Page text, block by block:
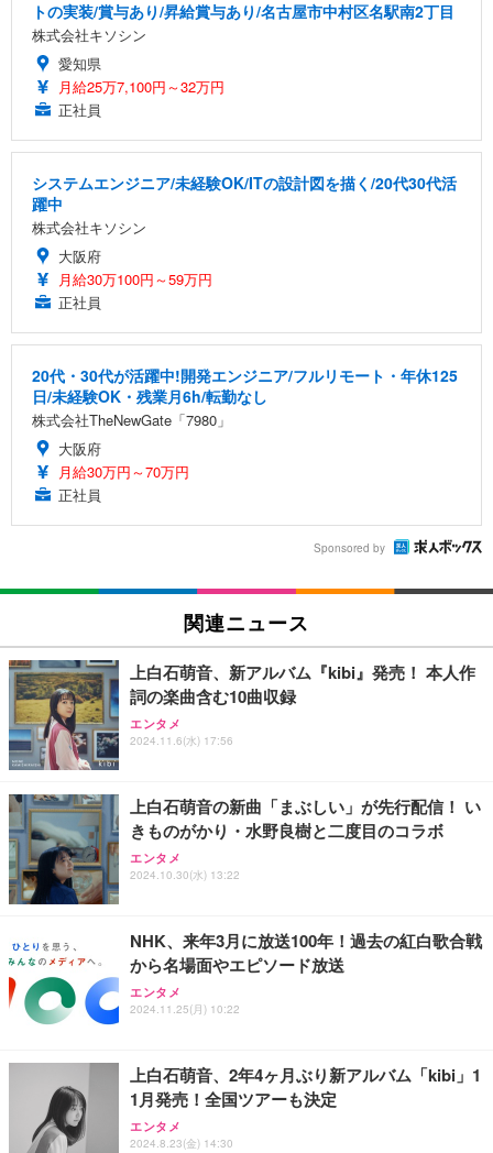
トの実装/賞与あり/昇給賞与あり/名古屋市中村区名駅南2丁目
株式会社キソシン
愛知県
月給25万7,100円～32万円
正社員
システムエンジニア/未経験OK/ITの設計図を描く/20代30代活
躍中
株式会社キソシン
大阪府
月給30万100円～59万円
正社員
20代・30代が活躍中!開発エンジニア/フルリモート・年休125
日/未経験OK・残業月6h/転勤なし
株式会社TheNewGate「7980」
大阪府
月給30万円～70万円
正社員
Sponsored by
関連ニュース
上白石萌音、新アルバム『kibi』発売！ 本人作
詞の楽曲含む10曲収録
エンタメ
2024.11.6(水) 17:56
上白石萌音の新曲「まぶしい」が先行配信！ い
きものがかり・水野良樹と二度目のコラボ
エンタメ
2024.10.30(水) 13:22
NHK、来年3月に放送100年！過去の紅白歌合戦
から名場面やエピソード放送
エンタメ
2024.11.25(月) 10:22
上白石萌音、2年4ヶ月ぶり新アルバム「kibi」1
1月発売！全国ツアーも決定
エンタメ
2024.8.23(金) 14:30